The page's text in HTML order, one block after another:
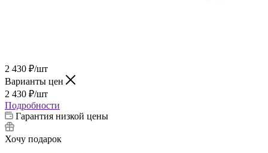
2 430 ₽/шт
Варианты цен
2 430 ₽/шт
Подробности
Гарантия низкой цены
Хочу подарок